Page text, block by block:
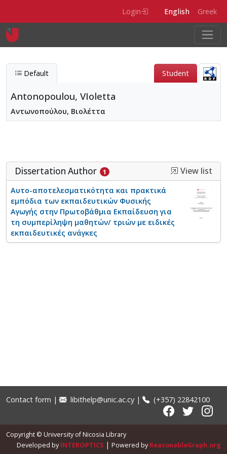
Login English Greek
Default Student
Antonopoulou, VIoletta
Αντωνοπούλου, Βιολέττα
Entity type Person
Dissertation Author 1 View list
Αυτο-αποτελεσματικότητα και πρακτικά
εμπόδια των εκπαιδευτικών Φυσικής
Αγωγής στην Πρωτοβάθμια Εκπαίδευση για
τη συμπερίληψη μαθητών/ τριών με ειδικές
εκπαιδευτικές ανάγκες
Contact form | libithelp@unic.ac.cy | (+357) 22842100
Copyright © University of Nicosia Library
Developed byINTEROPTICS | Powered byReasonableGraph.org